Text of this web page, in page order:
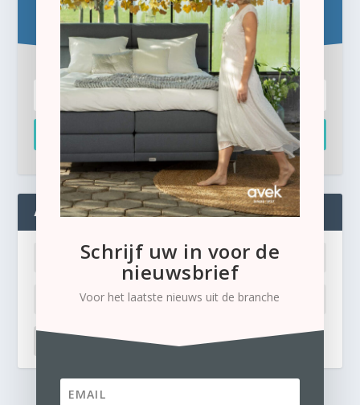
Schrijf u hier in voor de gratis e-newsletter.
Inschrijven
ADMIN
Ik ben mijn wachtwoord kwijt
Schrijf uw in voor de
nieuwsbrief
Voor het laatste nieuws uit de branche